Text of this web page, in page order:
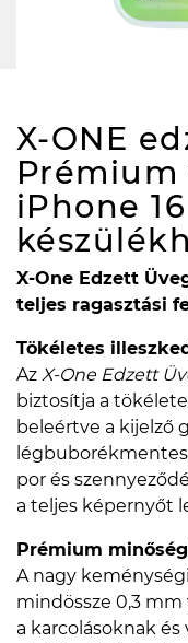
X-ONE
Prémium
iPhone
X-One Edzett
teljes ragasztási
Tökéletes
Az X-One Edzett
biztosítja a
beleértve a kijelző
por és
a teljes képernyőt
Prémium
A nagy
mindössze 0,3 mm
a karcolásoknak